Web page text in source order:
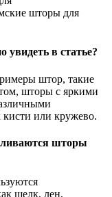
шторы для
в статье?
штор, такие
шторы с яркими
или кружево.
шторы
шелк, лен,